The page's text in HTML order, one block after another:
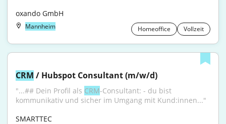
oxando GmbH
Mannheim Homeoffice Vollzeit
CRM / Hubspot Consultant (m/w/d)
"...## Dein Profil als CRM-Consultant: - du bist
kommunikativ und sicher im Umgang mit Kund:innen..."
SMARTTEC